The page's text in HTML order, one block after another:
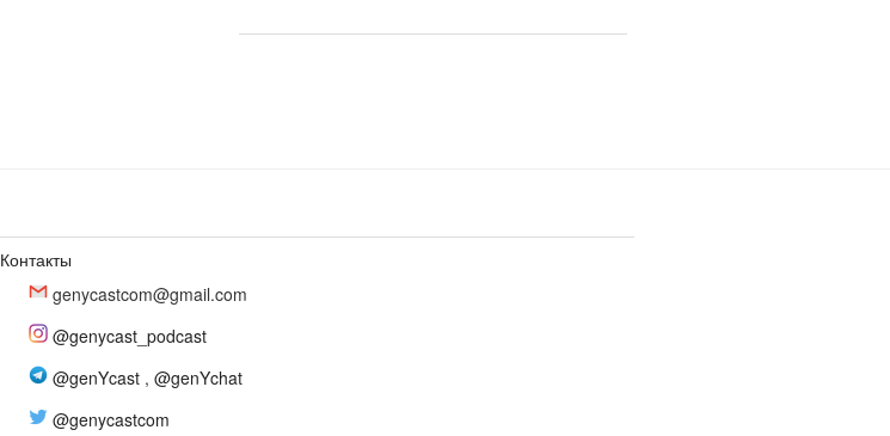
Контакты
genycastcom@gmail.com
@genycast_podcast
@genYcast, @genYchat
@genycastcom